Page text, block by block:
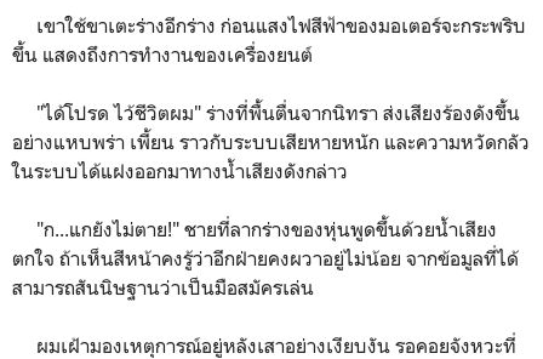
เขาใช้ขาเตะร่างอีกร่าง ก่อนแสงไฟสีฟ้าของมอเตอร์จะกระพริบ
ขึ้น แสดงถึงการทำงานของเครื่องยนต์
"ได้โปรด ไว้ชีวิตผม" ร่างที่พื้นตื่นจากนิทรา ส่งเสียงร้องดังขึ้น
อย่างแหบพร่า เพี้ยน ราวกับระบบเสียหายหนัก และความหวัดกลัว
ในระบบได้แฝงออกมาทางน้ำเสียงดังกล่าว
"ก...แกยังไม่ตาย!" ชายที่ลากร่างของหุ่นพูดขึ้นด้วยน้ำเสียง
ตกใจ ถ้าเห็นสีหน้าคงรู้ว่าอีกฝ่ายคงผวาอยู่ไม่น้อย จากข้อมูลที่ได้
สามารถสันนิษฐานว่าเป็นมือสมัครเล่น
ผมเฝ้ามองเหตุการณ์อยู่หลังเสาอย่างเงียบงัน รอคอยจังหวะที่